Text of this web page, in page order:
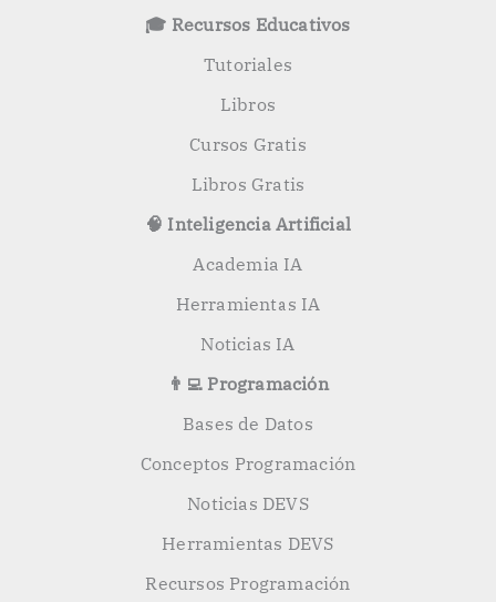
🎓 Recursos Educativos
Tutoriales
Libros
Cursos Gratis
Libros Gratis
🧠 Inteligencia Artificial
Academia IA
Herramientas IA
Noticias IA
👨‍💻 Programación
Bases de Datos
Conceptos Programación
Noticias DEVS
Herramientas DEVS
Recursos Programación